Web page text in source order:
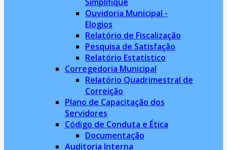
Ouvidoria Municipal -
Elogios
Relatório de Fiscalização
Pesquisa de Satisfação
Relatório Estatístico
Corregedoria Municipal
Relatório Quadrimestral de
Correição
Plano de Capacitação dos
Servidores
Código de Conduta e Ética
Documentação
Auditoria Interna